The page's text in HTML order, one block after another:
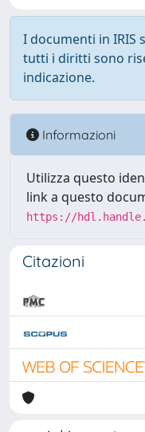
I documenti in IRIS
tutti i diritti sono
indicazione.
Informazioni
Utilizza questo
link a questo
https://
Citazioni